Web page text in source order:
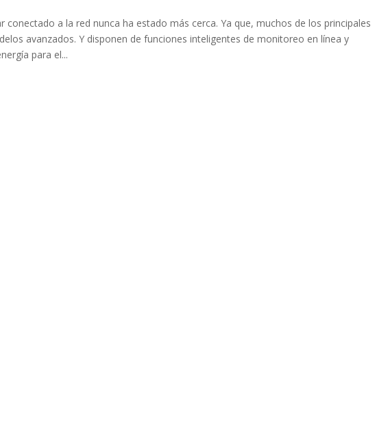
conectado a la red nunca ha estado más cerca. Ya que, muchos de los principales
avanzados. Y disponen de funciones inteligentes de monitoreo en línea y
para el...